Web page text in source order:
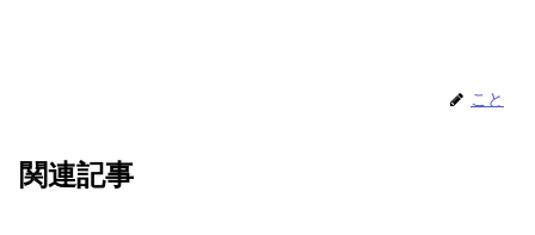
こと
関連記事